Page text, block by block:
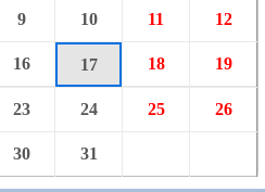
9 10 11 12
16 17 18 19
23 24 25 26
30 31